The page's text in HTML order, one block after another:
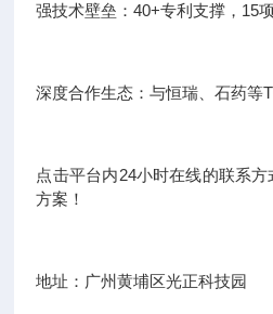
强技术壁垒：40+专利支撑，15
深度合作生态：与恒瑞、石药等
点击平台内24小时在线的联系
方案！
地址：广州黄埔区光正科技园